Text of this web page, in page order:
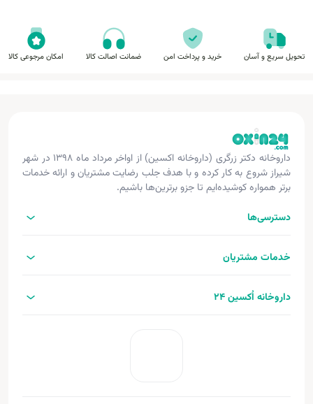
تحویل سریع و آسان خرید و پرداخت امن ضمانت اصالت کالا امکان مرجوعی کالا
داروخانه دکتر زرگری (داروخانه اکسین) از اواخر مرداد ماه ۱۳۹۸ در شهر
شیراز شروع به کار کرده و با هدف جلب رضایت مشتریان و ارائه خدمات
برتر همواره کوشیده‌ایم تا جزو برترین‌ها باشیم.
دسترسی‌ها
خدمات مشتریان
داروخانه اُکسین 24